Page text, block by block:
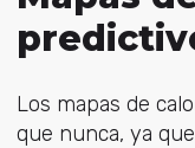
Los mapas de
que nunca, ya